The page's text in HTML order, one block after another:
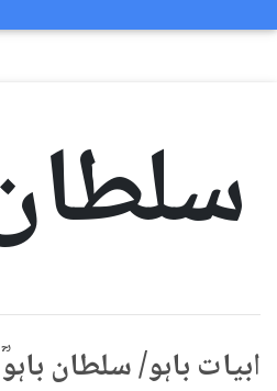
ابیات باہو/ سلطان باہوؒ